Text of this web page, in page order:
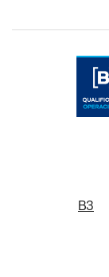
B3